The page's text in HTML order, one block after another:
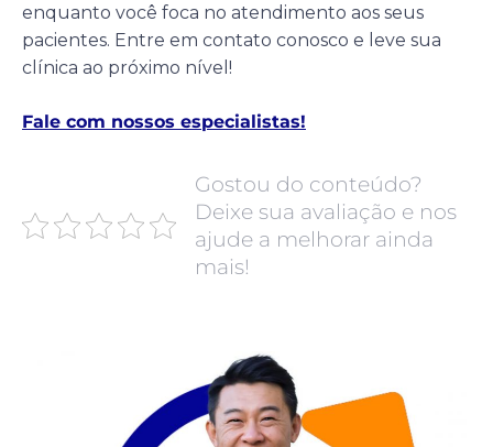
enquanto você foca no atendimento aos seus
pacientes. Entre em contato conosco e leve sua
clínica ao próximo nível!
Fale com nossos especialistas!
Gostou do conteúdo?
Deixe sua avaliação e nos
ajude a melhorar ainda
mais!